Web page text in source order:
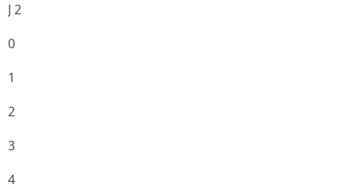
J 2
0
1
2
3
4